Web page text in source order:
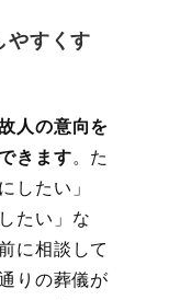
やすくす
人の意向を
きます。た
したい」
たい」な
に相談して
りの葬儀が